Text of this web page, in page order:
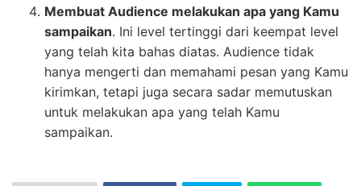
Membuat Audience melakukan apa yang Kamu
sampaikan. Ini level tertinggi dari keempat level
yang telah kita bahas diatas. Audience tidak
hanya mengerti dan memahami pesan yang Kamu
kirimkan, tetapi juga secara sadar memutuskan
untuk melakukan apa yang telah Kamu
sampaikan.